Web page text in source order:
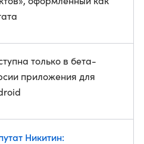
только в бета-
приложения для
Никитин: